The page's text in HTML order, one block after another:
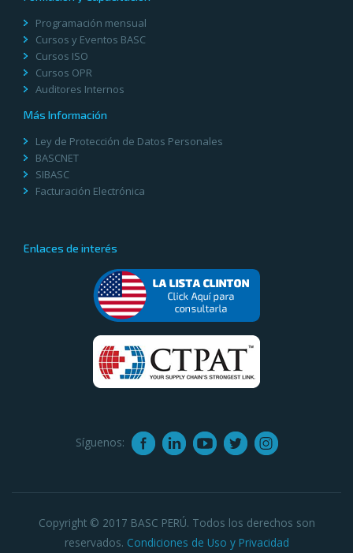
Programación mensual
Cursos y Eventos BASC
Cursos ISO
Cursos OPR
Auditores Internos
Más Información
Ley de Protección de Datos Personales
BASCNET
SIBASC
Facturación Electrónica
Enlaces de interés
Síguenos:
Copyright © 2017 BASC PERÚ. Todos los derechos son
reservados. Condiciones de Uso y Privacidad